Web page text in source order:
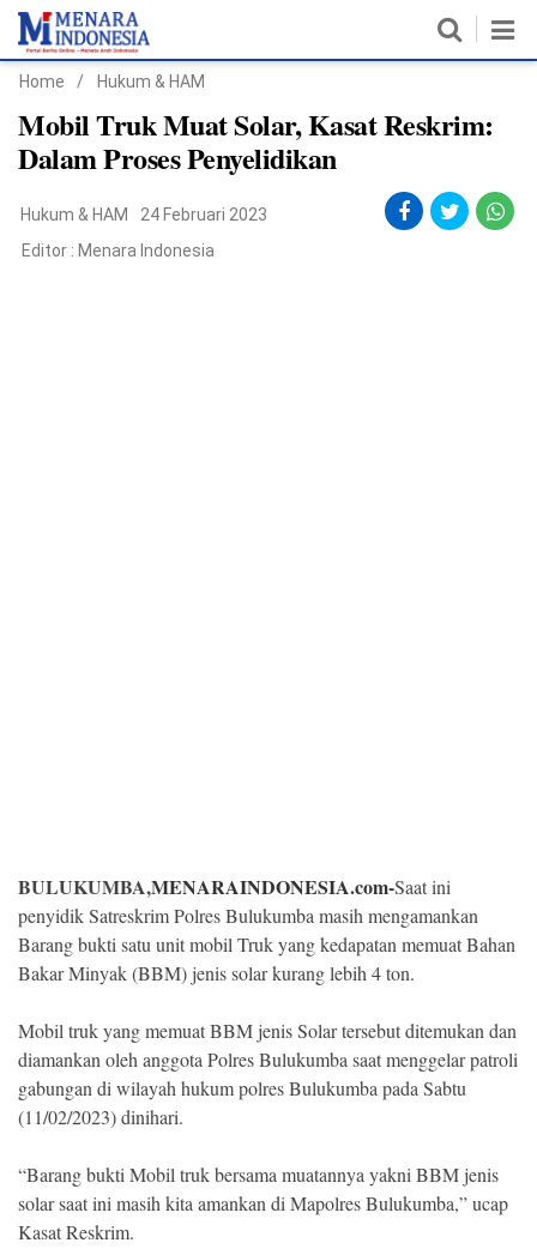
Home
Nasional
Politik
Copyright
Menara
Indonesia
.
All
Home / Hukum & HAM
Mobil Truk Muat Solar, Kasat Reskrim:
Dalam Proses Penyelidikan
Hukum & HAM
24 Februari 2023
Editor : Menara Indonesia
BULUKUMBA,MENARAINDONESIA.com-Saat ini
penyidik Satreskrim Polres Bulukumba masih mengamankan
Barang bukti satu unit mobil Truk yang kedapatan memuat Bahan
Bakar Minyak (BBM) jenis solar kurang lebih 4 ton.
Mobil truk yang memuat BBM jenis Solar tersebut ditemukan dan
diamankan oleh anggota Polres Bulukumba saat menggelar patroli
gabungan di wilayah hukum polres Bulukumba pada Sabtu
(11/02/2023) dinihari.
“Barang bukti Mobil truk bersama muatannya yakni BBM jenis
solar saat ini masih kita amankan di Mapolres Bulukumba,” ucap
Kasat Reskrim.